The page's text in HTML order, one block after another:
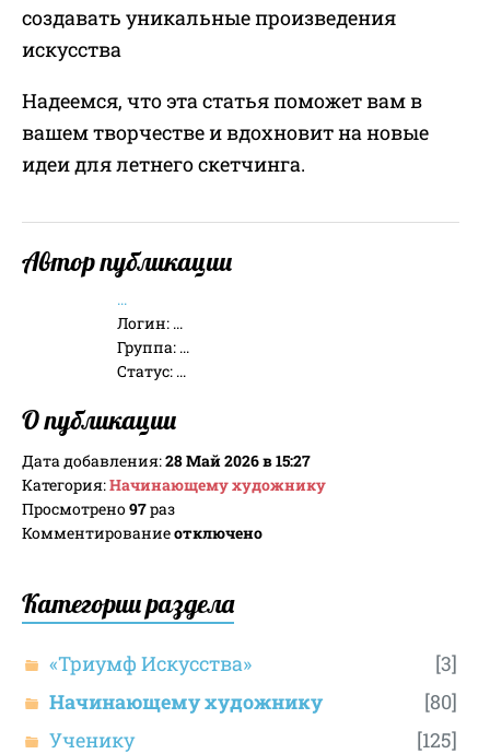
создавать уникальные произведения
искусства
Надеемся, что эта статья поможет вам в
вашем творчестве и вдохновит на новые
идеи для летнего скетчинга.
Автор публикации
...
Логин: ...
Группа: ...
Статус: ...
О публикации
Дата добавления:28 Май 2026 в 15:27
Категория:Начинающему художнику
Просмотрено97раз
Комментированиеотключено
Категории раздела
«Триумф Искусства»
[3]
Начинающему художнику
[80]
Ученику
[125]